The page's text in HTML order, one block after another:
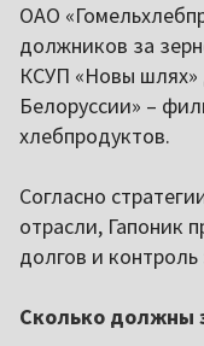
ОАО
должников за
КСУП «Новы шлях»
Белоруссии» –
хлебпродуктов.
Согласно
отрасли, Гапоник
долгов и
Сколько должны